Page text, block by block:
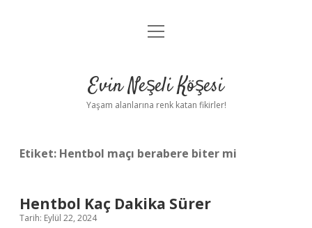
Anasayfa
Yasal Uyarı
menüyü
Evin Neşeli Köşesi
Yaşam alanlarına renk katan fikirler!
Etiket: Hentbol maçı berabere biter mi
Hentbol Kaç Dakika Sürer
Tarih: Eylül 22, 2024